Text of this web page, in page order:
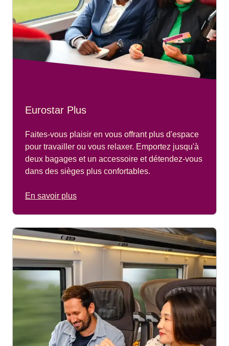
Eurostar Plus
Faites-vous plaisir en vous offrant plus d'espace
pour travailler ou vous relaxer. Emportez jusqu'à
deux bagages et un accessoire et détendez-vous
dans des sièges plus confortables.
En savoir plus